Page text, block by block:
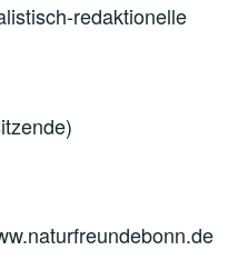
redaktionelle